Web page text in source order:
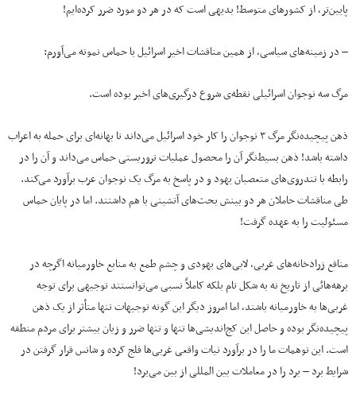
پایین‌تر، از کشورهای متوسط! بدیهی است که در هر دو مورد ضرر کرده‌ایم!
– در زمینه‌های سیاسی، از همین مناقشات اخیر اسرائیل با حماس نمونه می‌آورم:
مرگ سه نوجوان اسرائیلی نقطه‌ی شروع درگیری‌های اخیر بوده است.
ذهن پیچیده‌نگر مرگ ۳ نوجوان را کار خود اسرائیل می‌داند تا بهانه‌ای برای حمله به اعراب
داشته باشد! ذهن بسیط‌نگر آن را محصول عملیات تروریستی حماس می‌داند و آن را در
رابطه با تندروی‌های متعصبان یهود و در پاسخ به مرگ یک نوجوان عرب برآورد می‌کند.
طی مناقشات حاملان هر دو بینش بحث‌های آتشینی با هم داشتند. اما در پایان حماس
مسئولیت را به عهده گرفت!
منافع زرادخانه‌های غربی، لابی‌های یهودی‌ و چشم طمع به منابع خاورمیانه اگرچه در
برهه‌هائی از تاریخ نه به شکل تام بلکه کاملاً نسبی می‌توانستند توجیهی برای توجه
غربی‌ها به خاورمیانه باشند، اما امروز دیگر این گونه توجیهات تنها متأثر از یک ذهن
پیچیده‌نگر بوده و حاصل این کج‌اندیشی‌ها تنها و تنها ضرر و زیان بیشتر برای مردم منطقه
است. این توهمات ما را در برآورد نیات واقعی غربی‌ها فلج کرده و شانس قرار گرفتن در
شرایط برد – برد را در معاملات بین المللی از بین می‌برد!